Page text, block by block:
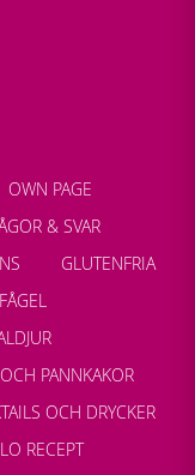
OWN PAGE
& SVAR
GLUTENFRIA
PANNKAKOR
OCH DRYCKER
RECEPT